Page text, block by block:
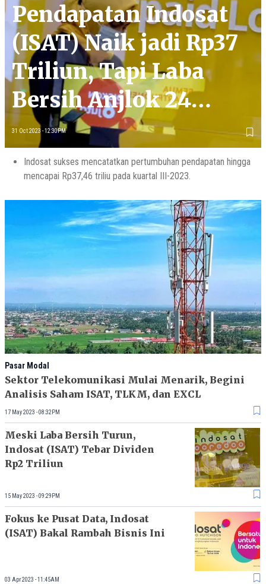
Pendapatan Indosat
(ISAT) Naik jadi Rp37
Triliun, Tapi Laba
Bersih Anjlok 24
Persen
31 Oct 2023 - 12:30PM
Indosat sukses mencatatkan pertumbuhan pendapatan hingga
mencapai Rp37,46 triliu pada kuartal III-2023.
Pasar Modal
Sektor Telekomunikasi Mulai Menarik, Begini
Analisis Saham ISAT, TLKM, dan EXCL
17 May 2023 - 08:32PM
Meski Laba Bersih Turun,
Indosat (ISAT) Tebar Dividen
Rp2 Triliun
15 May 2023 - 09:29PM
Fokus ke Pusat Data, Indosat
(ISAT) Bakal Rambah Bisnis Ini
03 Apr 2023 - 11:45AM